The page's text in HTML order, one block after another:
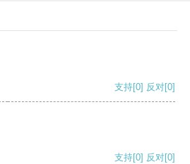
支持[0] 反对[0]
支持[0] 反对[0]